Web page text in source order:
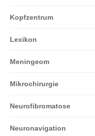
Kopfzentrum
Lexikon
Meningeom
Mikrochirurgie
Neurofibromatose
Neuronavigation